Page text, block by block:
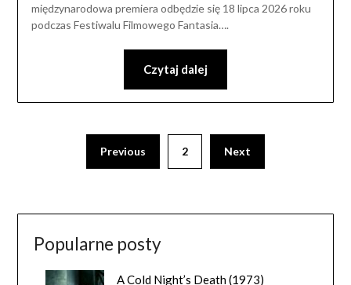
międzynarodowa premiera odbędzie się 18 lipca 2026 roku
podczas Festiwalu Filmowego Fantasia….
Czytaj dalej
Previous 2 Next
Popularne posty
A Cold Night’s Death (1973)